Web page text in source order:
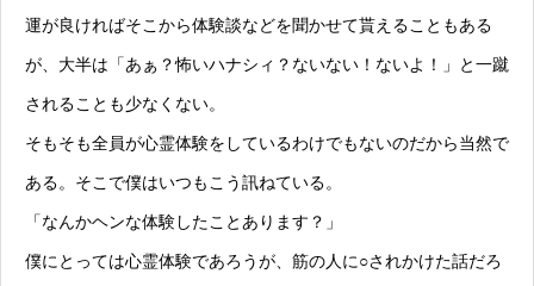
運が良ければそこから体験談などを聞かせて貰えることもある
が、大半は「あぁ？怖いハナシィ？ないない！ないよ！」と一蹴
されることも少なくない。
そもそも全員が心霊体験をしているわけでもないのだから当然で
ある。そこで僕はいつもこう訊ねている。
「なんかヘンな体験したことあります？」
僕にとっては心霊体験であろうが、筋の人に○されかけた話だろ